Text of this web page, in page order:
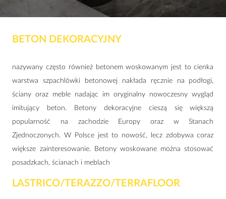
BETON DEKORACYJNY
nazywany często również betonem woskowanym jest to cienka
warstwa szpachlówki betonowej nakłada ręcznie na podłogi,
ściany oraz meble nadając im oryginalny nowoczesny wygląd
imitujący beton. Betony dekoracyjne cieszą się większą
popularność na zachodzie Europy oraz w Stanach
Zjednoczonych. W Polsce jest to nowość, lecz zdobywa coraz
większe zainteresowanie. Betony woskowane można stosować
posadzkach, ścianach i meblach
LASTRICO/TERAZZO/TERRAFLOOR